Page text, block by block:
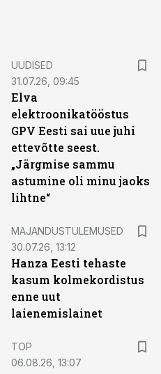
UUDISED
31.07.26, 09:45
Elva
elektroonikatööstus
GPV Eesti sai uue juhi
ettevõtte seest.
„Järgmise sammu
astumine oli minu jaoks
lihtne“
MAJANDUSTULEMUSED
30.07.26, 13:12
Hanza Eesti tehaste
kasum kolmekordistus
enne uut
laienemislainet
TOP
06.08.26, 13:07